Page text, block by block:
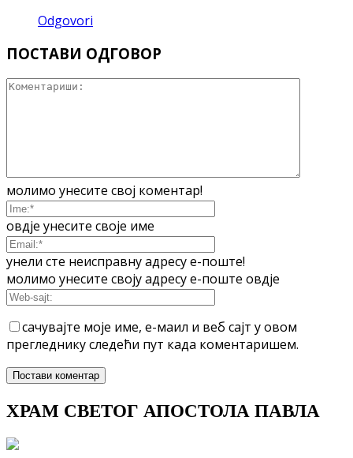
Odgovori
ПОСТАВИ ОДГОВОР
молимо унесите свој коментар!
овдје унесите своје име
унели сте неисправну адресу е-поште!
молимо унесите своју адресу е-поште овдје
сачувајте моје име, е-маил и веб сајт у овом
прегледнику следећи пут када коментаришем.
ХРАМ СВЕТОГ АПОСТОЛА ПАВЛА